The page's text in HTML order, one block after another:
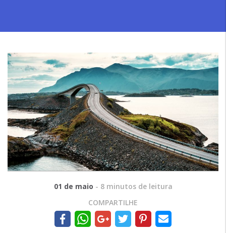
01 de maio - 8 minutos de leitura
COMPARTILHE